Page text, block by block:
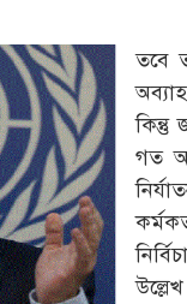
তবে
কিন্তু
গত